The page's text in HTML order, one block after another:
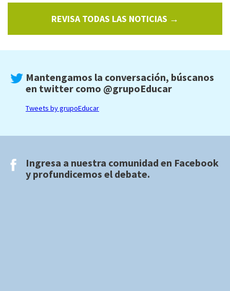
REVISA TODAS LAS NOTICIAS →
Mantengamos la conversación, búscanos
en twitter como @grupoEducar
Tweets by grupoEducar
Ingresa a nuestra comunidad en Facebook
y profundicemos el debate.